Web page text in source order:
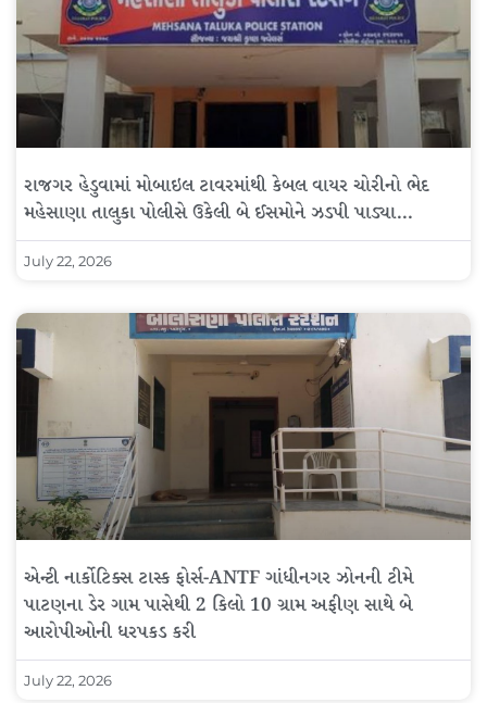
રાજગર હેડુવામાં મોબાઇલ ટાવરમાંથી કેબલ વાયર ચોરીનો ભેદ
મહેસાણા તાલુકા પોલીસે ઉકેલી બે ઈસમોને ઝડપી પાડ્યા…
July 22, 2026
એન્ટી નાર્કોટિક્સ ટાસ્ક ફોર્સ-ANTF ગાંધીનગર ઝોનની ટીમે
પાટણના ડેર ગામ પાસેથી 2 કિલો 10 ગ્રામ અફીણ સાથે બે
આરોપીઓની ધરપકડ કરી
July 22, 2026